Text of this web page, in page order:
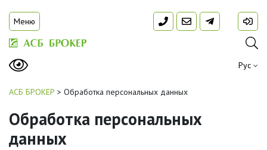
Меню
Рус
АСБ БРОКЕР > Обработка персональных данных
Обработка персональных
данных